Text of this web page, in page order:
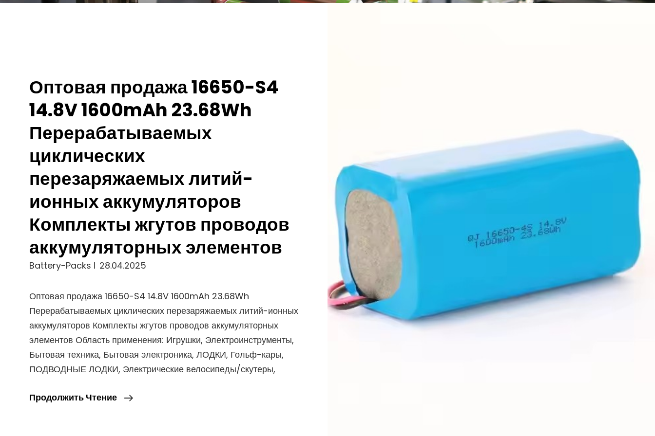
Оптовая продажа 16650-S4
14.8V 1600mAh 23.68Wh
Перерабатываемых
циклических
перезаряжаемых литий-
ионных аккумуляторов
Комплекты жгутов проводов
аккумуляторных элементов
Battery-Packs 28.04.2025
Оптовая продажа 16650-S4 14.8V 1600mAh 23.68Wh
Перерабатываемых циклических перезаряжаемых литий-ионных
аккумуляторов Комплекты жгутов проводов аккумуляторных
элементов Область применения: Игрушки, Электроинструменты,
Бытовая техника, Бытовая электроника, ЛОДКИ, Гольф-кары,
ПОДВОДНЫЕ ЛОДКИ, Электрические велосипеды/скутеры,
Продолжить Чтение
Оптовая